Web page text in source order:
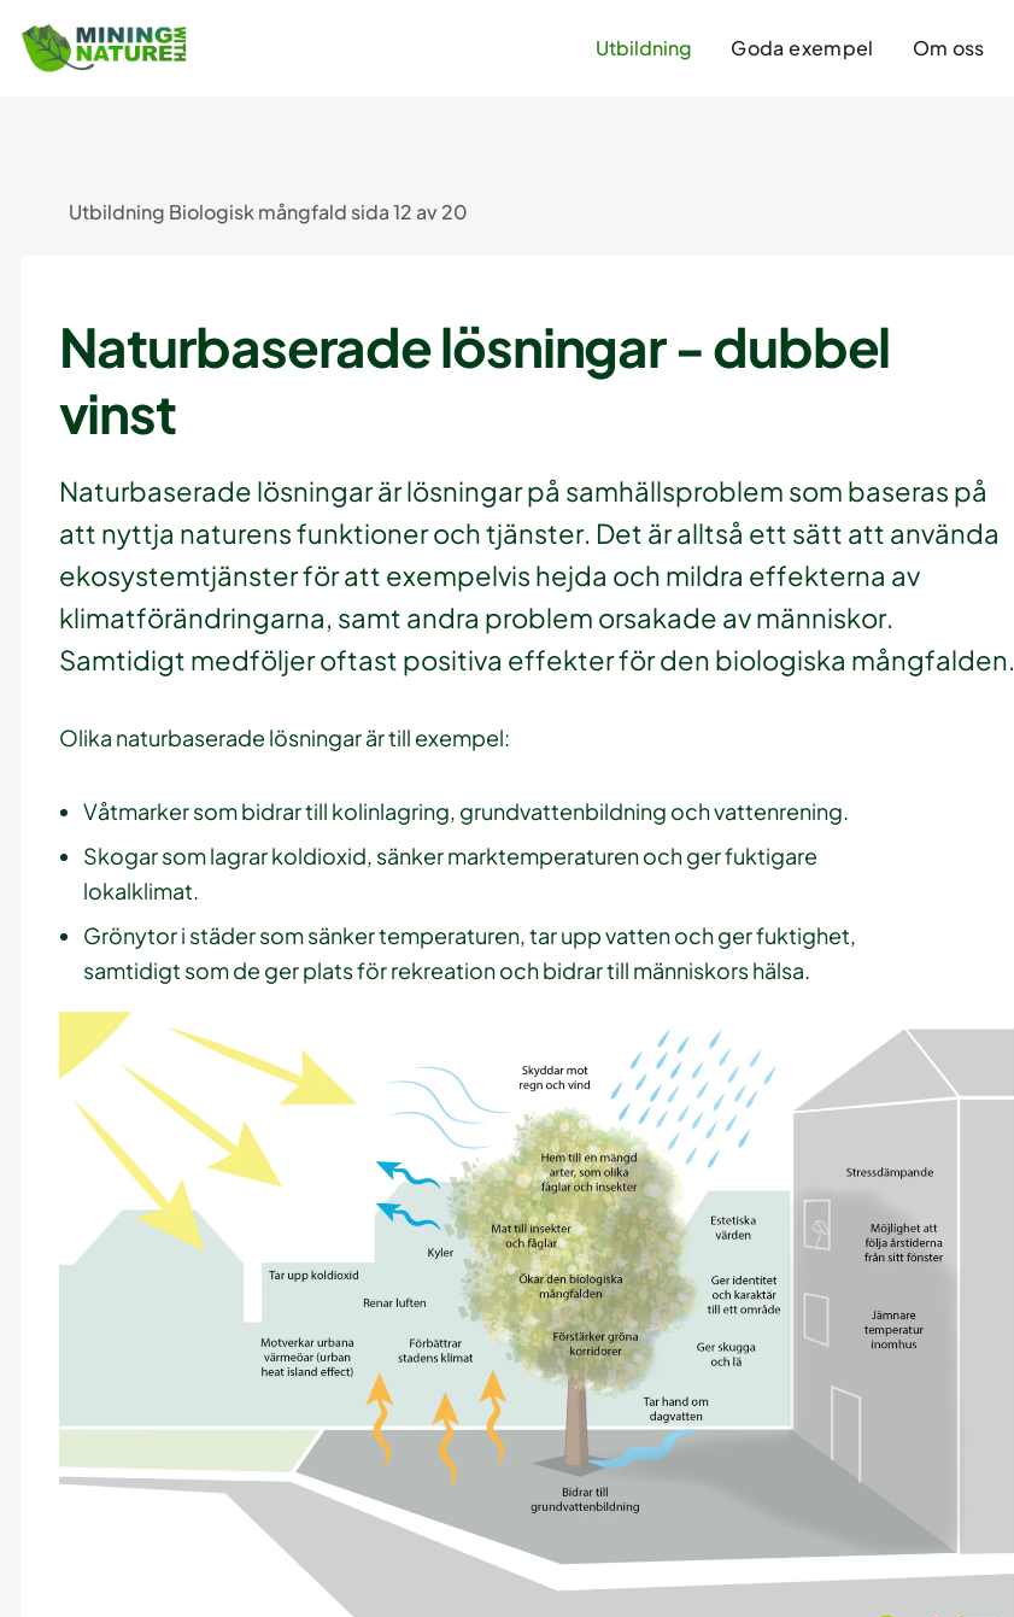
Utbildning Goda exempel Om oss
Utbildning Biologisk mångfald sida 12 av 20
Naturbaserade lösningar - dubbel
vinst
Naturbaserade lösningar är lösningar på samhällsproblem som baseras på
att nyttja naturens funktioner och tjänster. Det är alltså ett sätt att använda
ekosystemtjänster för att exempelvis hejda och mildra effekterna av
klimatförändringarna, samt andra problem orsakade av människor.
Samtidigt medföljer oftast positiva effekter för den biologiska mångfalden.
Olika naturbaserade lösningar är till exempel:
Våtmarker som bidrar till kolinlagring, grundvattenbildning och vattenrening.
Skogar som lagrar koldioxid, sänker marktemperaturen och ger fuktigare
lokalklimat.
Grönytor i städer som sänker temperaturen, tar upp vatten och ger fuktighet,
samtidigt som de ger plats för rekreation och bidrar till människors hälsa.